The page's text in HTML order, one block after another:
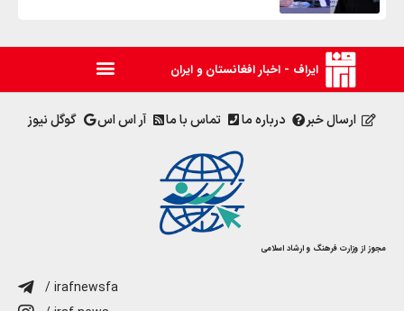
ایراف - اخبار افغانستان و ایران
ارسال خبر درباره ما تماس با ما آر اس اس گوگل نیوز
مجوز از وزارت فرهنگ و ارشاد اسلامی
/ irafnewsfa